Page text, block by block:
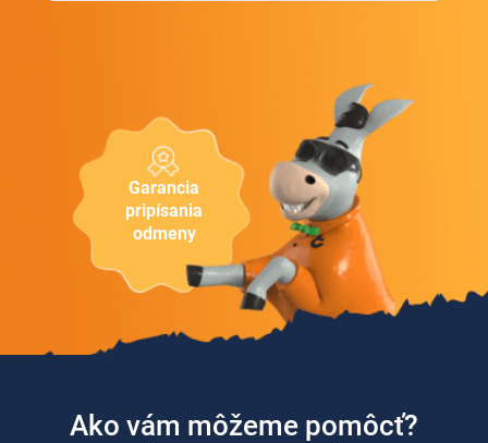
Garancia
pripísania
odmeny
Ako vám môžeme pomôcť?